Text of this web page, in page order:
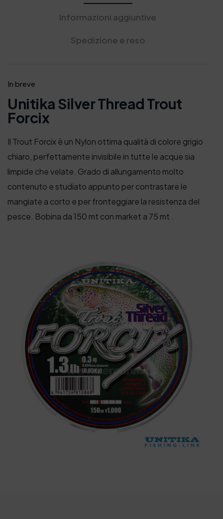
Informazioni aggiuntive
Spedizione e reso
In breve
Unitika Silver Thread Trout
Forcix
Il Trout Forcix è un Nylon ottima qualità di colore grigio
chiaro, perfettamente invisibile in tutte le acque sia
limpide che velate. Grado di allungamento molto
contenuto e studiato appunto per contrastare le
mangiate a corto e per fronteggiare la resistenza del
pesce. Bobina da 150 mt con market a 75 mt .